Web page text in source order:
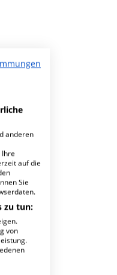
anderen
auf die
Sie
zu tun:
von